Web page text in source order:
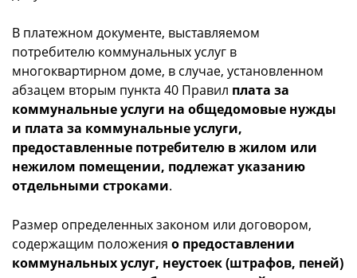
В платежном документе, выставляемом
потребителю коммунальных услуг в
многоквартирном доме, в случае, установленном
абзацем вторым пункта 40 Правил плата за
коммунальные услуги на общедомовые нужды
и плата за коммунальные услуги,
предоставленные потребителю в жилом или
нежилом помещении, подлежат указанию
отдельными строками.
Размер определенных законом или договором,
содержащим положения о предоставлении
коммунальных услуг, неустоек (штрафов, пеней)